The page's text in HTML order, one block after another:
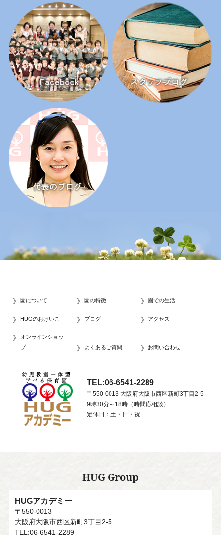
園について 園の特徴 園での生活
HUGのおけいこ ブログ アクセス
オンラインショッ
プ
よくあるご質問 お問い合わせ
TEL:06-6541-2289
〒550-0013 大阪府大阪市西区新町3丁目2-5
9時30分～18時（時間応相談）
定休日：土・日・祝
HUG Group
HUGアカデミー
〒550-0013
大阪府大阪市西区新町3丁目2-5
TEL:06-6541-2289